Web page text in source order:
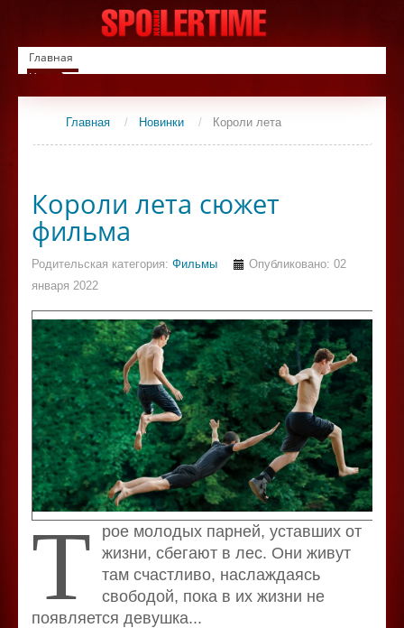
Главная
Новинки
Список фильмов
СериалыГлавная / Новинки / Короли лета
Короли лета сюжет
фильма
Родительская категория: Фильмы
Опубликовано: 02
января 2022
Т
рое молодых парней, уставших от
жизни, сбегают в лес. Они живут
там счастливо, наслаждаясь
свободой, пока в их жизни не
появляется девушка...